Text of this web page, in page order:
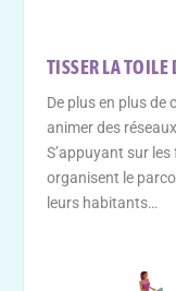
TISSER LA
De plus en plus
animer des
S’appuyant sur
organisent le
leurs habitants…